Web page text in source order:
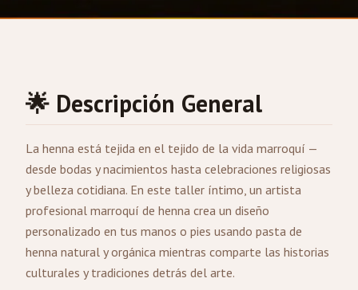
🌟 Descripción General
La henna está tejida en el tejido de la vida marroquí —
desde bodas y nacimientos hasta celebraciones religiosas
y belleza cotidiana. En este taller íntimo, un artista
profesional marroquí de henna crea un diseño
personalizado en tus manos o pies usando pasta de
henna natural y orgánica mientras comparte las historias
culturales y tradiciones detrás del arte.